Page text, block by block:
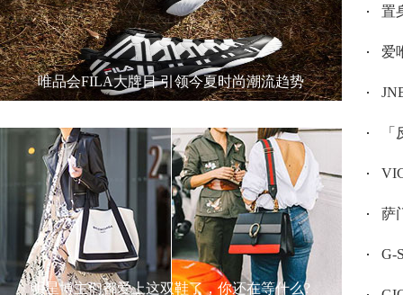
唯品会FILA大牌日 引领今夏时尚潮流趋势
明星博主们都爱上这双鞋了，你还在等什么?
置
爱
「
萨
G-